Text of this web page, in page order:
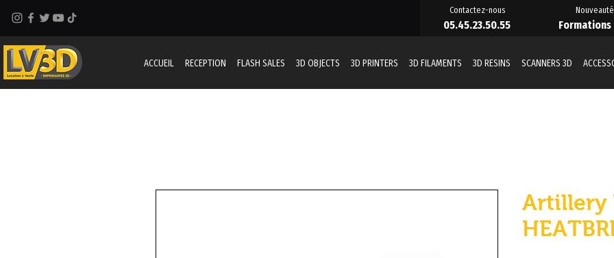
05.45.23.50.55
Contactez-nous
Formations
ACCUEIL RECEPTION FLASH SALES 3D OBJECTS 3D PRINTERS 3D FILAMENTS 3D RESINS SCANNERS 3D
Artillery